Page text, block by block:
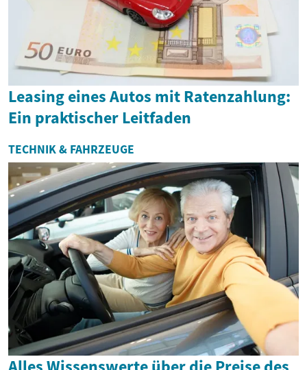
Leasing eines Autos mit Ratenzahlung:
Ein praktischer Leitfaden
TECHNIK & FAHRZEUGE